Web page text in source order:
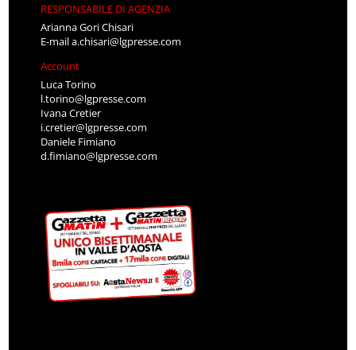
RESPONSABILE DI AGENZIA
Arianna Gori Chisari
E-maila.chisari@lgpresse.com
Account
Luca Torino
l.torino@lgpresse.com
Ivana Cretier
i.cretier@lgpresse.com
Daniele Fimiano
d.fimiano@lgpresse.com